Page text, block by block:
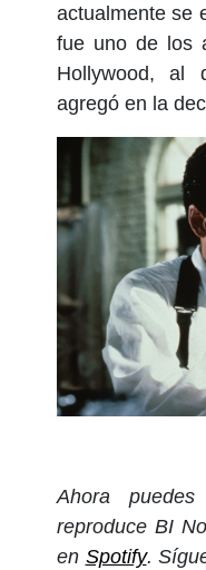
actualmente se
fue uno de los
Hollywood, al
agregó en la
Ahora
reproduce BI
en Spotify.